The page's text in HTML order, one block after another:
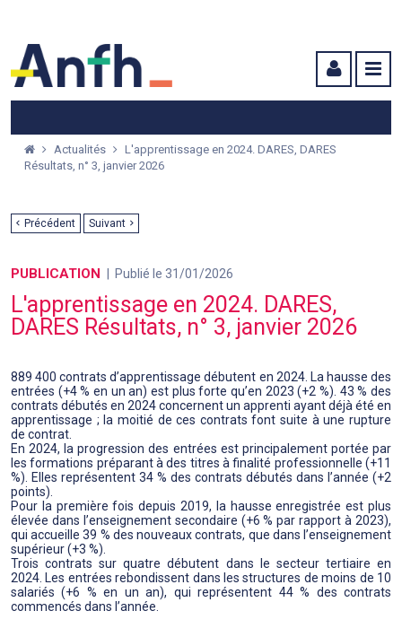
Actualités
L'apprentissage en 2024. DARES, DARES
Résultats, n° 3, janvier 2026
Précédent Suivant
PUBLICATION Publié le 31/01/2026
L'apprentissage en 2024. DARES,
DARES Résultats, n° 3, janvier 2026
889 400 contrats d’apprentissage débutent en 2024. La hausse des
entrées (+4 % en un an) est plus forte qu’en 2023 (+2 %). 43 % des
contrats débutés en 2024 concernent un apprenti ayant déjà été en
apprentissage ; la moitié de ces contrats font suite à une rupture
de contrat.
En 2024, la progression des entrées est principalement portée par
les formations préparant à des titres à finalité professionnelle (+11
%). Elles représentent 34 % des contrats débutés dans l’année (+2
points).
Pour la première fois depuis 2019, la hausse enregistrée est plus
élevée dans l’enseignement secondaire (+6 % par rapport à 2023),
qui accueille 39 % des nouveaux contrats, que dans l’enseignement
supérieur (+3 %).
Trois contrats sur quatre débutent dans le secteur tertiaire en
2024. Les entrées rebondissent dans les structures de moins de 10
salariés (+6 % en un an), qui représentent 44 % des contrats
commencés dans l’année.